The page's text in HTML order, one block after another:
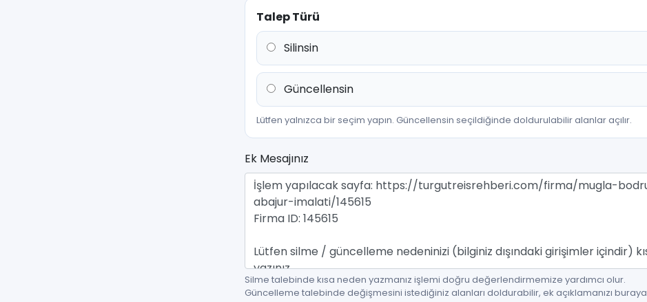
Talep Türü
Silinsin
Güncellensin
Lütfen yalnızca bir seçim yapın. Güncellensin seçildiğinde doldurulabilir alanlar açılır.
Ek Mesajınız
Silme talebinde kısa neden yazmanız işlemi doğru değerlendirmemize yardımcı olur.
Güncelleme talebinde değişmesini istediğiniz alanları doldurabilir, ek açıklamanızı buraya